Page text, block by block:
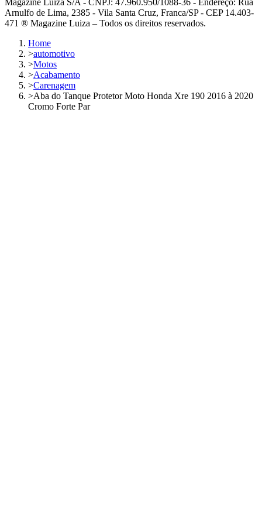
Magazine Luiza S/A - CNPJ: 47.960.950/1088-36 - Endereço: Rua
Arnulfo de Lima, 2385 - Vila Santa Cruz, Franca/SP - CEP 14.403-
471 ® Magazine Luiza – Todos os direitos reservados.
Home
>automotivo
>Motos
>Acabamento
>Carenagem
>Aba do Tanque Protetor Moto Honda Xre 190 2016 à 2020
Cromo Forte Par